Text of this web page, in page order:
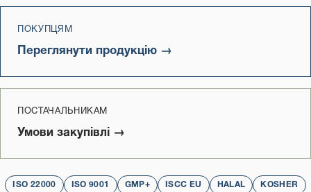
ПОКУПЦЯМ
Переглянути продукцію →
ПОСТАЧАЛЬНИКАМ
Умови закупівлі →
ISO 22000 ISO 9001 GMP+ ISCC EU HALAL KOSHER